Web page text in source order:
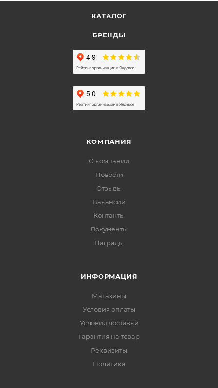
КАТАЛОГ
БРЕНДЫ
КОМПАНИЯ
О компании
Новости
Отзывы
Вакансии
Контакты
Документы
Награды
ИНФОРМАЦИЯ
Магазины
Условия оплаты
Условия доставки
Гарантия на товар
Реквизиты
Политика